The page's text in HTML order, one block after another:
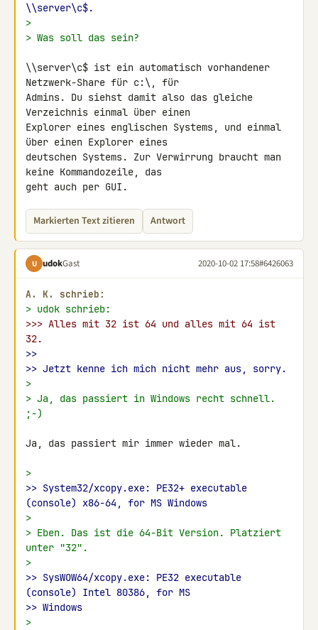
\\server\c$.
>
> Was soll das sein?
\\server\c$ ist ein automatisch vorhandener
Netzwerk-Share für c:\, für
Admins. Du siehst damit also das gleiche
Verzeichnis einmal über einen
Explorer eines englischen Systems, und einmal
über einen Explorer eines
deutschen Systems. Zur Verwirrung braucht man
keine Kommandozeile, das
geht auch per GUI.
Markierten Text zitieren Antwort
U udokGast 2020-10-02 17:58#6426063
A. K. schrieb:
> udok schrieb:
>>> Alles mit 32 ist 64 und alles mit 64 ist
32.
>>
>> Jetzt kenne ich mich nicht mehr aus, sorry.
>
> Ja, das passiert in Windows recht schnell.
;-)
Ja, das passiert mir immer wieder mal.
>
>> System32/xcopy.exe: PE32+ executable
(console) x86-64, for MS Windows
>
> Eben. Das ist die 64-Bit Version. Platziert
unter "32".
>
>> SysWOW64/xcopy.exe: PE32 executable
(console) Intel 80386, for MS
>> Windows
>